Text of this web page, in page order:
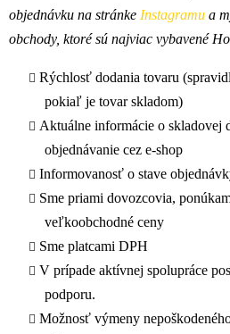
objednávku na stránke Instagramu a
obchody, ktoré sú najviac vybavené
Rýchlosť dodania tovaru
pokiaľ je tovar skladom)
Aktuálne informácie o skladovej
objednávanie cez e-shop
Informovanosť o stave
Sme priami dovozcovia,
veľkoobchodné ceny
Sme platcami DPH
V prípade aktívnej spolupráce
podporu.
Možnosť výmeny